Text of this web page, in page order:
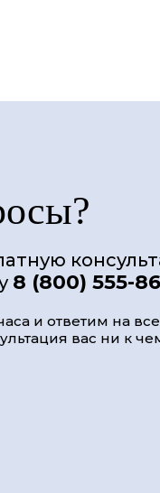
8 (800) 555-
и ответим на
вас ни к